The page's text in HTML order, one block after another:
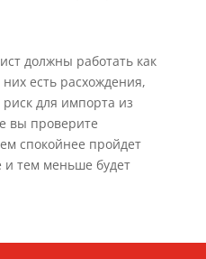
должны работать как
есть расхождения,
риск для импорта из
вы проверите
спокойнее пройдет
тем меньше будет